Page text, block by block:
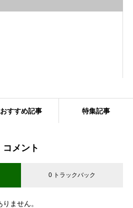
おすすめ記事 特集記事
コメント
0 トラックバック
ません。